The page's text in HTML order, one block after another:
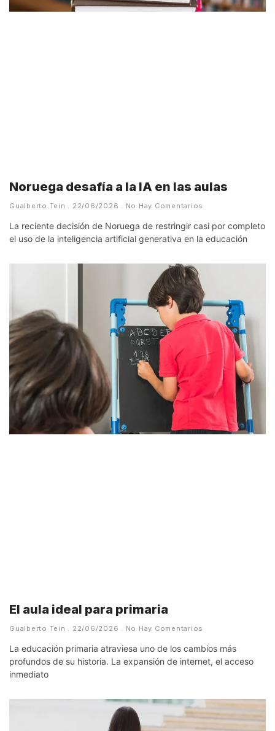
Noruega desafía a la IA en las aulas
Gualberto Tein 22/06/2026 No Hay Comentarios
La reciente decisión de Noruega de restringir casi por completo
el uso de la inteligencia artificial generativa en la educación
El aula ideal para primaria
Gualberto Tein 22/06/2026 No Hay Comentarios
La educación primaria atraviesa uno de los cambios más
profundos de su historia. La expansión de internet, el acceso
inmediato